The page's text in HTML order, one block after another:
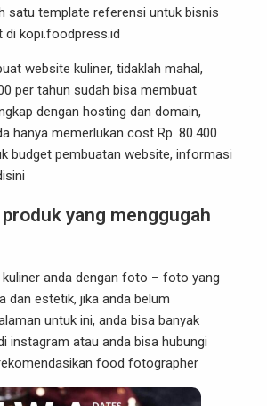
satu template referensi untuk bisnis
di kopi.foodpress.id
website kuliner, tidaklah mahal,
per tahun sudah bisa membuat
dengan hosting dan domain,
hanya memerlukan cost Rp. 80.400
budget pembuatan website, informasi
yang menggugah
anda dengan foto – foto yang
dan estetik, jika anda belum
untuk ini, anda bisa banyak
instagram atau anda bisa hubungi
food fotographer